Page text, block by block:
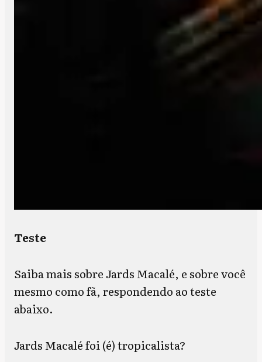
Teste
Saiba mais sobre Jards Macalé, e sobre você
mesmo como fã, respondendo ao teste
abaixo.
Jards Macalé foi (é) tropicalista?